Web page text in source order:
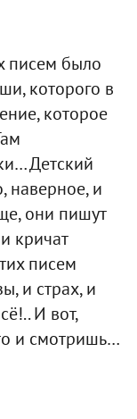
писем было
которого в
которое
Детский
наверное, и
они пишут
кричат
писем
и страх, и
И вот,
и смотришь…